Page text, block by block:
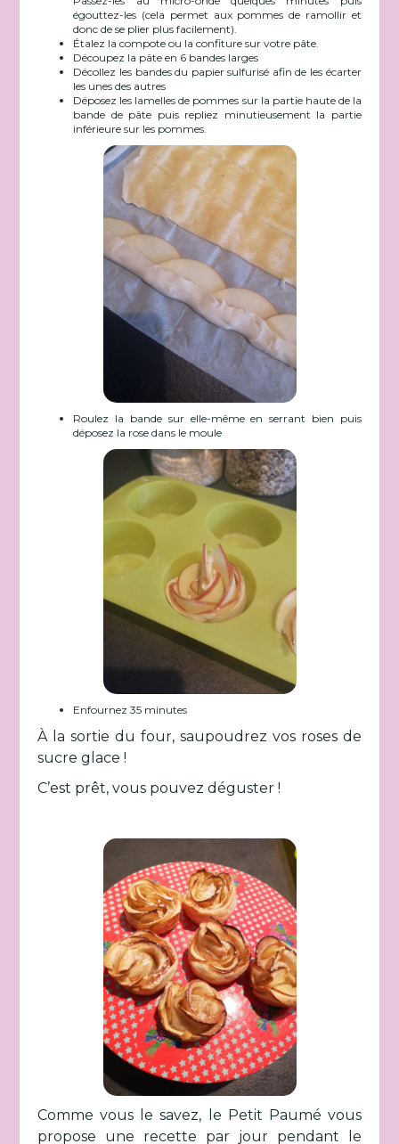
égouttez-les (cela permet aux pommes de ramollir et
donc de se plier plus facilement).
Étalez la compote ou la confiture sur votre pâte.
Découpez la pâte en 6 bandes larges
Décollez les bandes du papier sulfurisé afin de les écarter
les unes des autres
Déposez les lamelles de pommes sur la partie haute de la
bande de pâte puis repliez minutieusement la partie
inférieure sur les pommes.
Roulez la bande sur elle-même en serrant bien puis
déposez la rose dans le moule
Enfournez 35 minutes
À la sortie du four, saupoudrez vos roses de
sucre glace !
C’est prêt, vous pouvez déguster !
Comme vous le savez, le Petit Paumé vous
propose une recette par jour pendant le